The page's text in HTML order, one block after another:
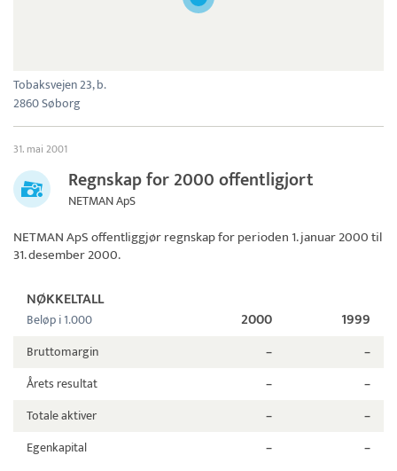
Tobaksvejen 23, b.
2860 Søborg
31. mai 2001
Regnskap for 2000 offentligjort
NETMAN ApS
NETMAN ApSoffentliggjør regnskap for perioden 1. januar 2000 til
31. desember 2000.
NØKKELTALL
Beløp i 1.000 2000 1999
Bruttomargin –
–
Årets resultat
–
–
Totale aktiver
–
–
Egenkapital
– –